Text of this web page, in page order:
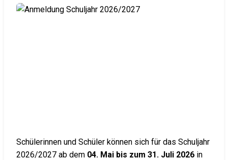
Schülerinnen und Schüler können sich für das Schuljahr
2026/2027 ab dem 04. Mai bis zum 31. Juli 2026 in